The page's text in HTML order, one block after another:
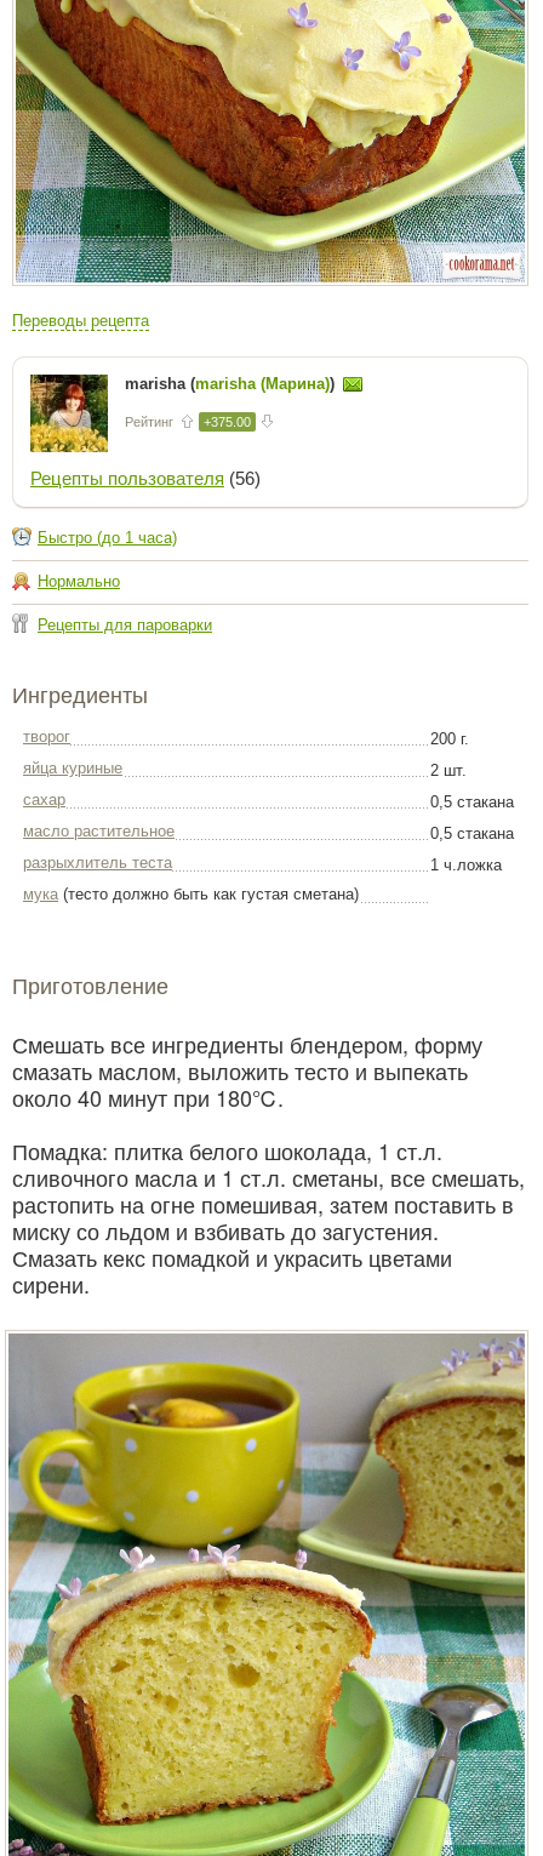
Переводы рецепта
marisha (marisha (Марина))
Рейтинг +375.00
Рецепты пользователя (56)
Быстро (до 1 часа)
Нормально
Рецепты для пароварки
Ингредиенты
творог
200 г.
яйца куриные
2 шт.
сахар
0,5 стакана
масло растительное
0,5 стакана
разрыхлитель теста
1 ч.ложка
мука(тесто должно быть как густая сметана)
Приготовление
Смешать все ингредиенты блендером, форму
смазать маслом, выложить тесто и выпекать
около 40 минут при 180℃.
Помадка: плитка белого шоколада, 1 ст.л.
сливочного масла и 1 ст.л. сметаны, все смешать,
растопить на огне помешивая, затем поставить в
миску со льдом и взбивать до загустения.
Смазать кекс помадкой и украсить цветами
сирени.